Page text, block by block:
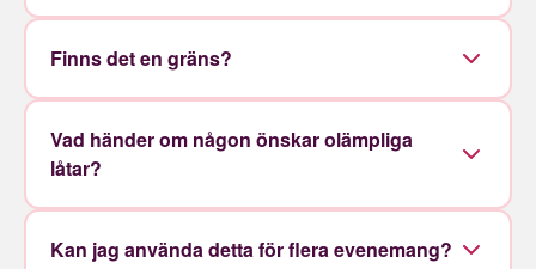
Finns det en gräns?
Vad händer om någon önskar olämpliga
låtar?
Kan jag använda detta för flera evenemang?